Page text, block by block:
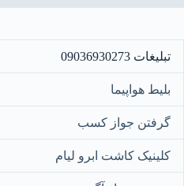
تبلیغات 09036930273
بلیط هواپیما
گرفتن جواز کسب
کلینیک کاشت ابرو لیام